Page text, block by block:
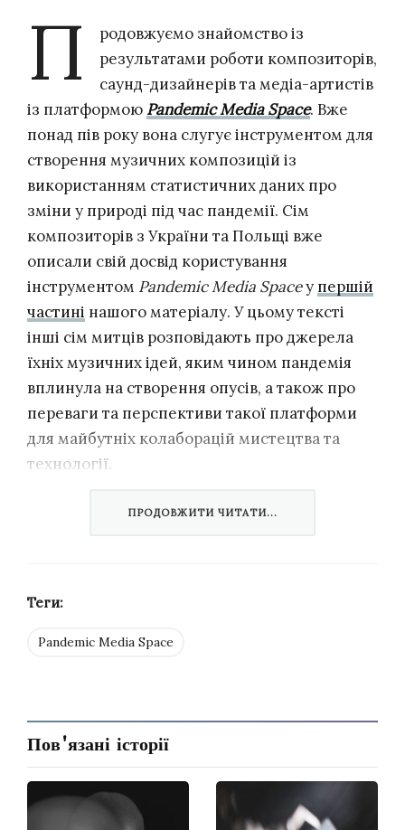
П
родовжуємо знайомство із
результатами роботи композиторів,
саунд-дизайнерів та медіа-артистів
із платформою Pandemic Media Space. Вже
понад пів року вона слугує інструментом для
створення музичних композицій із
використанням статистичних даних про
зміни у природі під час пандемії. Сім
композиторів з України та Польщі вже
описали свій досвід користування
інструментом Pandemic Media Spaceу першій
частині нашого матеріалу. У цьому тексті
інші сім митців розповідають про джерела
їхніх музичних ідей, яким чином пандемія
вплинула на створення опусів, а також про
переваги та перспективи такої платформи
для майбутніх колаборацій мистецтва та
технології.
Олена Ільницька
ПРОДОВЖИТИ ЧИТАТИ...
Теги:
Pandemic Media Space
Пов'язані історії